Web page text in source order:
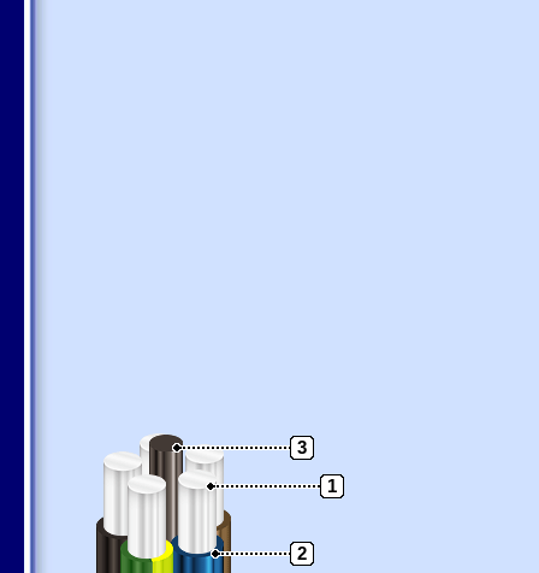
3
1
2